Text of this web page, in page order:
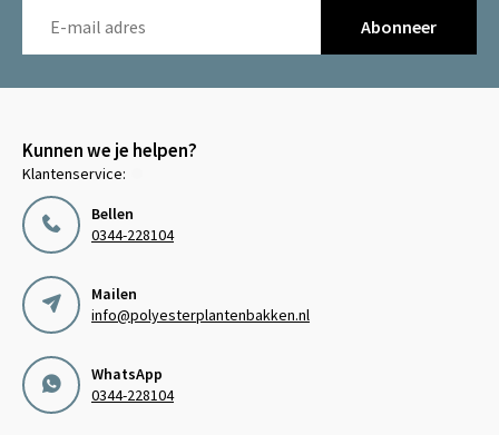
Abonneer
Kunnen we je helpen?
Klantenservice:
Bellen
0344-228104
Mailen
info@polyesterplantenbakken.nl
WhatsApp
0344-228104